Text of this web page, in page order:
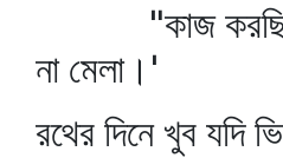
"কাজ করছি,
না মেলা।'
রথের দিনে খুব যদি